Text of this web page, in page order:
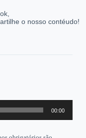
o nosso contéudo!
00:00